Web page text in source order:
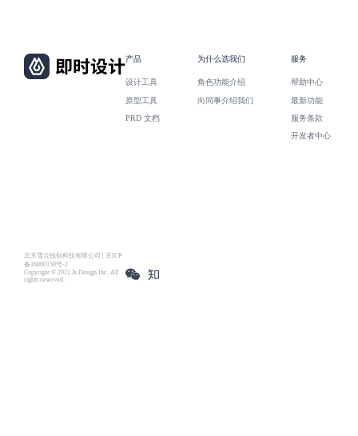
北京雪云锐创科技有限公司 | 京ICP
备16060150号-2
Copyright © 2021 Js.Design Inc. All
rights reserved.
产品
设计工具
原型工具
PRD 文档
为什么选我们
角色功能介绍
向同事介绍我们
服务
帮助中心
最新功能
服务条款
开发者中心